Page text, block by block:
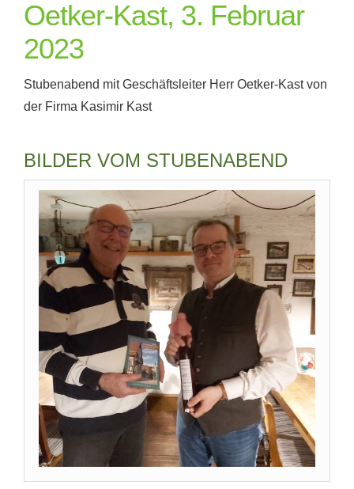
Oetker-Kast, 3. Februar
2023
Stubenabend mit Geschäftsleiter Herr Oetker-Kast von
der Firma Kasimir Kast
BILDER VOM STUBENABEND